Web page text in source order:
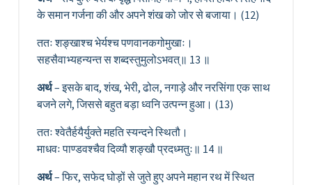
के समान गर्जना की और अपने शंख को जोर से बजाया। (12)
ततः शङ्खाश्च भेर्यश्च पणवानकगोमुखाः।
सहसैवाभ्यहन्यन्त स शब्दस्तुमुलोऽभवत्॥ 13 ॥
अर्थ– इसके बाद, शंख, भेरी, ढोल, नगाड़े और नरसिंगा एक साथ
बजने लगे, जिससे बहुत बड़ा ध्वनि उत्पन्न हुआ। (13)
ततः श्वेतैर्हयैर्युक्ते महति स्यन्दने स्थितौ।
माधवः पाण्डवश्चैव दिव्यौ शङ्खौ प्रदध्मतुः॥ 14 ॥
अर्थ– फिर, सफेद घोड़ों से जुते हुए अपने महान रथ में स्थित